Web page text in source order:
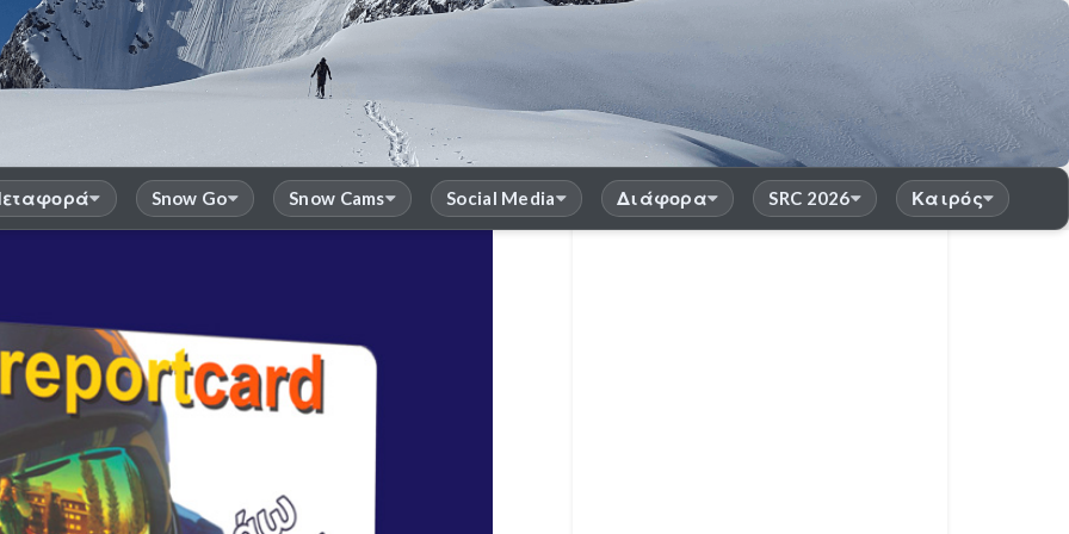
Snow Go Snow Cams Social Media Διάφορα SRC 2026 Καιρός